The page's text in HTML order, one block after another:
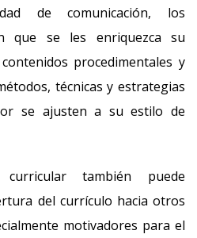
de comunicación, los
que se les enriquezca su
procedimentales y
técnicas y estrategias
se ajusten a su estilo de
curricular también puede
del currículo hacia otros
motivadores para el